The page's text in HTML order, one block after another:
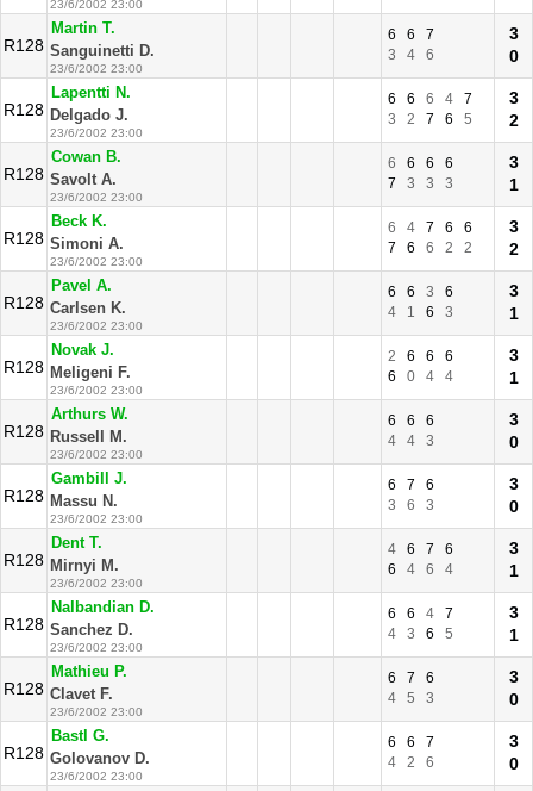
23/6/2002 23:00
R128
Martin T.
Sanguinetti D.
23/6/2002 23:00
6 6
7
3
4 6
3
0
R128
Lapentti N.
Delgado J.
23/6/2002 23:00
6 6 6 4
7
3
2 7 6 5
3
2
R128
Cowan B.
Savolt A.
23/6/2002 23:00
6 6 6
6
7
3 3 3
3
1
R128
Beck K.
Simoni A.
23/6/2002 23:00
6 4 7 6
6
7
6 6 2 2
3
2
R128
Pavel A.
Carlsen K.
23/6/2002 23:00
6 6 3
6
4
1 6 3
3
1
R128
Novak J.
Meligeni F.
23/6/2002 23:00
2 6 6
6
6
0 4 4
3
1
R128
Arthurs W.
Russell M.
23/6/2002 23:00
6 6
6
4
4 3
3
0
R128
Gambill J.
Massu N.
23/6/2002 23:00
6 7
6
3
6 3
3
0
R128
Dent T.
Mirnyi M.
23/6/2002 23:00
4 6 7
6
6
4 6 4
3
1
R128
Nalbandian D.
Sanchez D.
23/6/2002 23:00
6 6 4
7
4
3 6 5
3
1
R128
Mathieu P.
Clavet F.
23/6/2002 23:00
6 7
6
4
5 3
3
0
R128
Bastl G.
Golovanov D.
23/6/2002 23:00
6 6
7
4
2 6
3
0